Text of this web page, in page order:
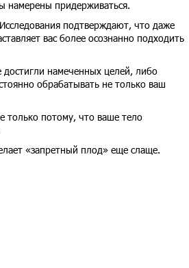
намерены придерживаться.
подтверждают, что даже
вас более осознанно подходить
намеченных целей, либо
обрабатывать не только ваш
только потому, что ваше тело
«запретный плод» еще слаще.